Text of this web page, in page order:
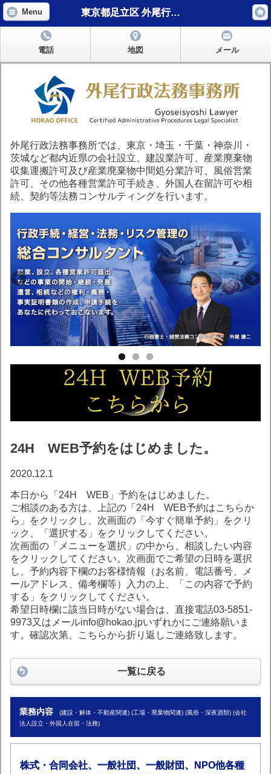
Menu 東京都足立区 外尾行政法務事務所
電話 地図 メール
外尾行政法務事務所では、東京・埼玉・千葉・神奈川・
茨城など都内近県の会社設立、建設業許可、産業廃棄物
収集運搬許可及び産業廃棄物中間処分業許可、風俗営業
許可、その他各種営業許可手続き、外国人在留許可や相
続、契約等法務コンサルティングを行います。
24H WEB予約をはじめました。
2020.12.1
本日から「24H WEB」予約をはじめました。
ご相談のある方は、上記の「24H WEB予約はこちらか
ら」をクリックし、次画面の「今すぐ簡単予約」をクリ
ック、「選択する」をクリックしてください。
次画面の「メニューを選択」の中から、相談したい内容
をクリックしてください。次画面でご希望の日時を選択
し、予約内容下欄のお客様情報（お名前、電話番号、メ
ールアドレス、備考欄等）入力の上、「この内容で予約
する」をクリックしてください。
希望日時欄に該当日時がない場合は、直接電話03-5851-
9973又はメールinfo@hokao.jpいずれかにご連絡願いま
す。確認次第、こちらから折り返しご連絡致します。
一覧に戻る
業務内容 (建設・解体・不動産関連) (工場・廃棄物関連) (風俗・深夜酒類) (会社
法人設立・外国人在留・法務)
株式・合同会社、一般社団、一般財団、NPO他各種